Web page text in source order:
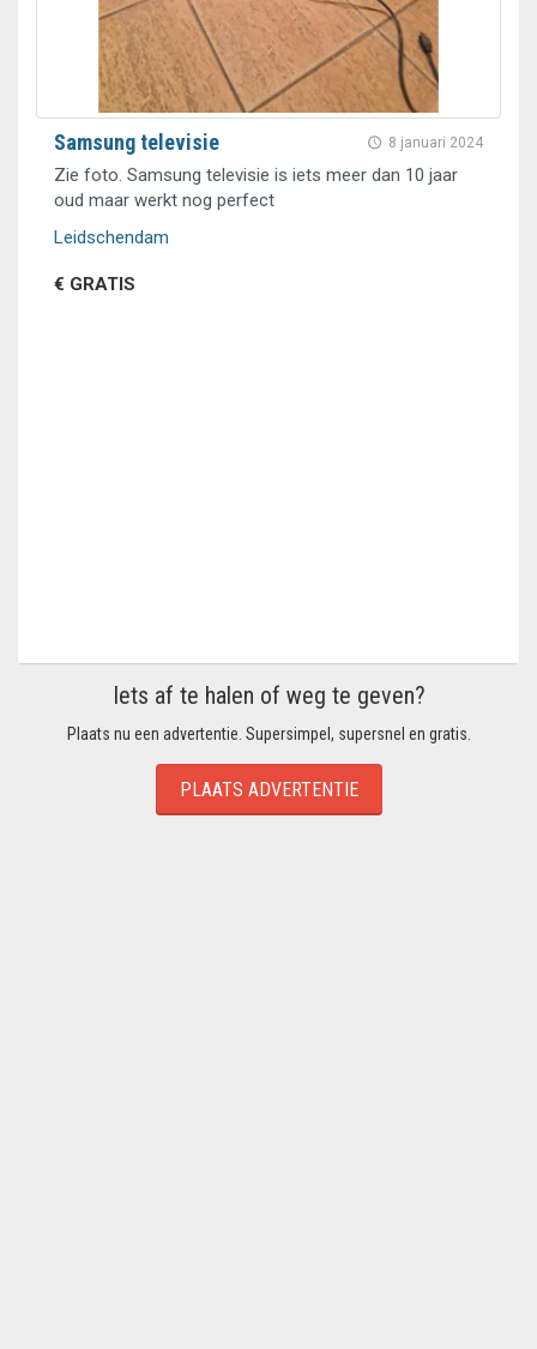
8 januari 2024
Samsung televisie
Zie foto. Samsung televisie is iets meer dan 10 jaar
oud maar werkt nog perfect
Leidschendam
€ GRATIS
Iets af te halen of weg te geven?
Plaats nu een advertentie. Supersimpel, supersnel en gratis.
PLAATS ADVERTENTIE